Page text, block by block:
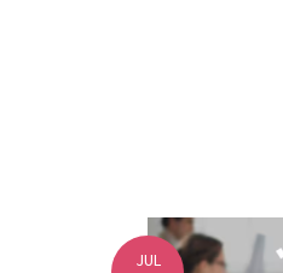
JUL